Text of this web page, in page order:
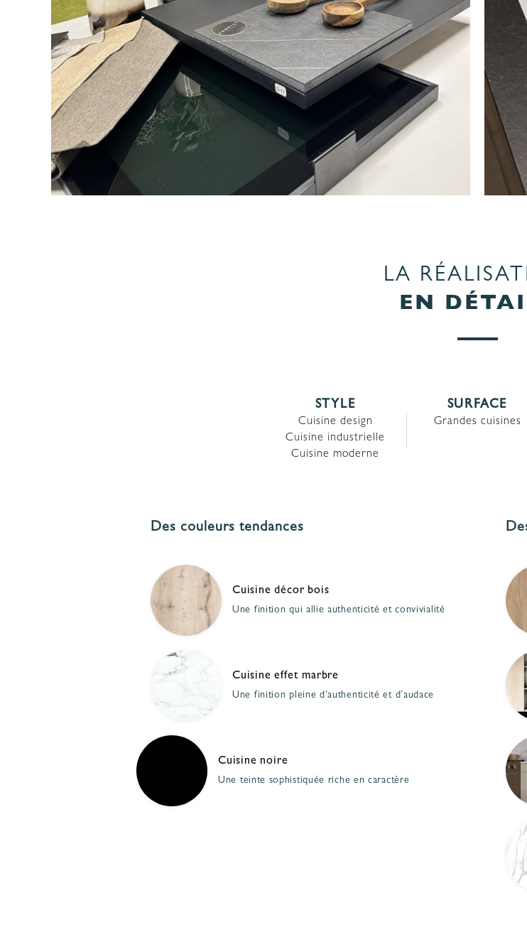
LA
EN
STYLE
Cuisine design
Cuisine industrielle
Cuisine moderne
SURFACE
Grandes cuisines
Des couleurs tendances
Cuisine décor bois
Une finition qui allie authenticité et convivialité
Cuisine effet marbre
Une finition pleine d’authenticité et d’audace
Cuisine noire
Une teinte sophistiquée riche en caractère